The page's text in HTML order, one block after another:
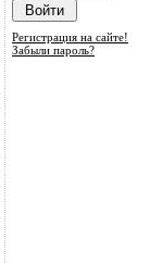
Регистрация на сайте!
Забыли пароль?